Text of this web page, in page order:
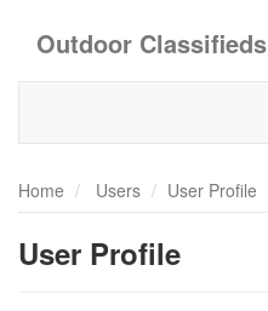
Outdoor Classifieds
Home Users User Profile
User Profile